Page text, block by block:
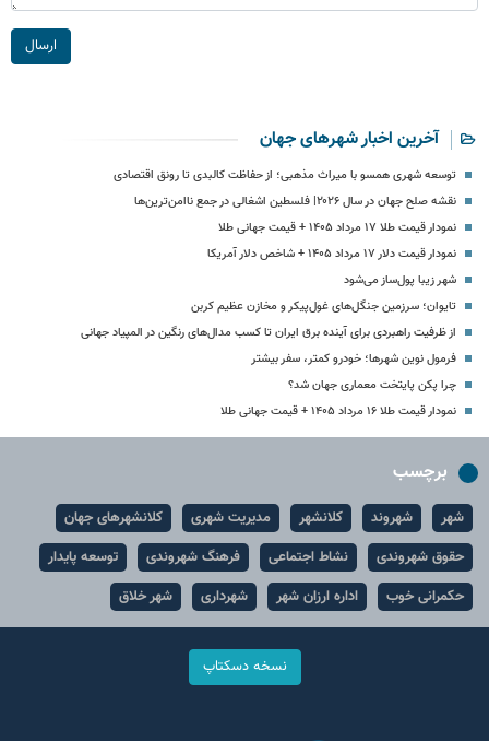
ارسال
آخرین اخبار شهرهای جهان
توسعه شهری همسو با میراث مذهبی؛ از حفاظت کالبدی تا رونق اقتصادی
نقشه صلح جهان در سال ۲۰۲۶| فلسطین اشغالی در جمع ناامن‌ترین‌ها
نمودار قیمت طلا ۱۷ مرداد ۱۴۰۵ + قیمت جهانی طلا
نمودار قیمت دلار ۱۷ مرداد ۱۴۰۵ + شاخص دلار آمریکا
شهر زیبا پول‌ساز می‌شود
تایوان؛ سرزمین جنگل‌های غول‌پیکر و مخازن عظیم کربن
از ظرفیت راهبردی برای آینده برق ایران تا کسب مدال‌های رنگین در المپیاد جهانی
فرمول نوین شهرها؛ خودرو کمتر، سفر بیشتر
چرا پکن پایتخت معماری جهان شد؟
نمودار قیمت طلا ۱۶ مرداد ۱۴۰۵ + قیمت جهانی طلا
برچسب
شهر شهروند کلانشهر مدیریت شهری
کلانشهرهای جهان
حقوق شهروندی
نشاط اجتماعی فرهنگ شهروندی
توسعه پایدار
حکمرانی خوب
اداره ارزان شهر شهرداری شهر خلاق
نسخه دسکتاپ